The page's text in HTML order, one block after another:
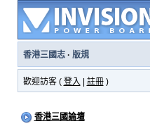
香港三國志· 版規
歡迎訪客 ( 登入 註冊)
香港三國論壇